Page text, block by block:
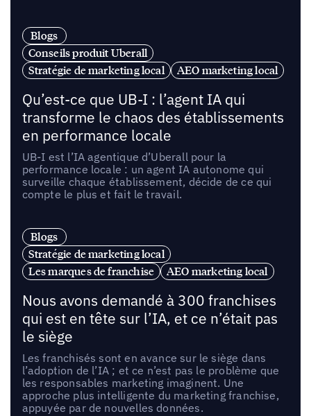
Blogs
Conseils produit Uberall
Stratégie de marketing local
AEO marketing local
Qu’est-ce que UB-I : l’agent IA qui
transforme le chaos des établissements
en performance locale
UB-I est l’IA agentique d’Uberall pour la
performance locale : un agent IA autonome qui
surveille chaque établissement, décide de ce qui
compte le plus et fait le travail.
Blogs
Stratégie de marketing local
Les marques de franchise
AEO marketing local
Nous avons demandé à 300 franchises
qui est en tête sur l’IA, et ce n’était pas
le siège
Les franchisés sont en avance sur le siège dans
l’adoption de l’IA ; et ce n’est pas le problème que
les responsables marketing imaginent. Une
approche plus intelligente du marketing franchise,
appuyée par de nouvelles données.